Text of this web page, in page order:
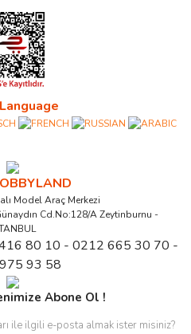
Model Araç Merkezi
Cd.No:128/A Zeytinburnu -
80 10 - 0212 665 30 70 -
93 58
Abone Ol !
ile ilgili e-posta almak ister misiniz?